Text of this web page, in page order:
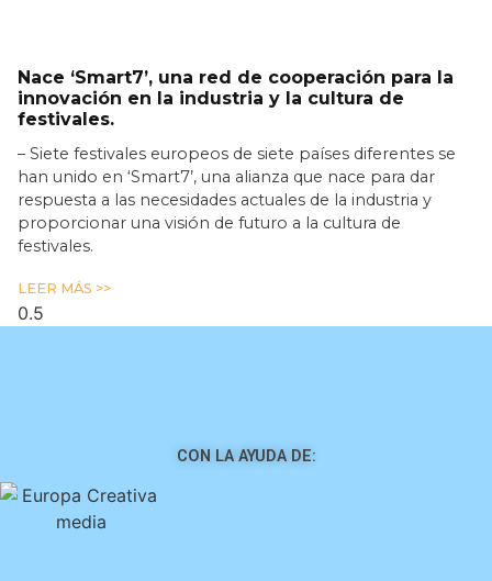
Nace ‘Smart7’, una red de cooperación para la
innovación en la industria y la cultura de
festivales.
– Siete festivales europeos de siete países diferentes se
han unido en ‘Smart7’, una alianza que nace para dar
respuesta a las necesidades actuales de la industria y
proporcionar una visión de futuro a la cultura de
festivales.
LEER MÁS >>
CON LA AYUDA DE: